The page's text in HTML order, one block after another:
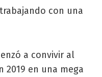
con una
a convivir al
2019 en una mega